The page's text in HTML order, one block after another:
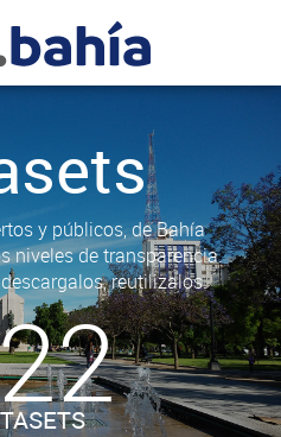
y públicos, de Bahía
niveles de transparencia.
reutilizalos.